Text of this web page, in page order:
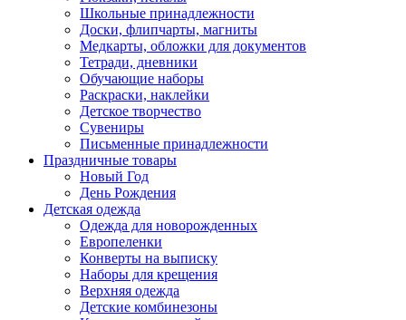
Школьные принадлежности
Доски, флипчарты, магниты
Медкарты, обложки для документов
Тетради, дневники
Обучающие наборы
Раскраски, наклейки
Детское творчество
Сувениры
Письменные принадлежности
Праздничные товары
Новый Год
День Рождения
Детская одежда
Одежда для новорожденных
Европеленки
Конверты на выписку
Наборы для крещения
Верхняя одежда
Детские комбинезоны